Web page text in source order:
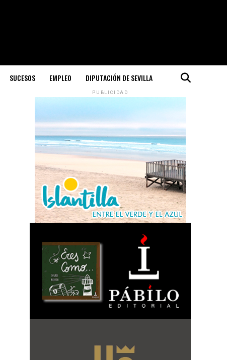
SUCESOS EMPLEO DIPUTACIÓN DE SEVILLA
PUBLICIDAD